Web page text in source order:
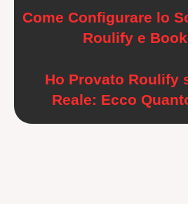
Come Configurare lo
Roulify e
Ho Provato Roulify
Reale: Ecco